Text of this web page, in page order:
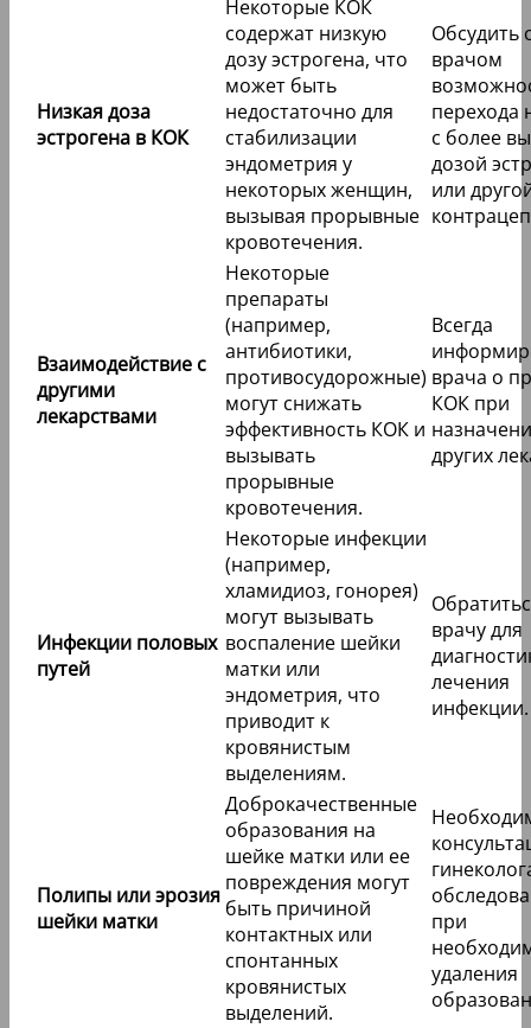
Низкая доза
эстрогена в КОК
Некоторые КОК
содержат низкую
дозу эстрогена, что
может быть
недостаточно для
стабилизации
эндометрия у
некоторых женщин,
вызывая прорывные
кровотечения.
Обсудить
врачом
перехода
с более
дозой
или
Взаимодействие с
другими
лекарствами
Некоторые
препараты
(например,
антибиотики,
противосудорожные)
могут снижать
эффективность КОК и
вызывать
прорывные
кровотечения.
Всегда
врача о
КОК при
других
Инфекции половых
путей
Некоторые инфекции
(например,
хламидиоз, гонорея)
могут вызывать
воспаление шейки
матки или
эндометрия, что
приводит к
кровянистым
выделениям.
врачу для
лечения
инфекции.
Полипы или эрозия
шейки матки
Доброкачественные
образования на
шейке матки или ее
повреждения могут
быть причиной
контактных или
спонтанных
кровянистых
выделений.
при
удаления